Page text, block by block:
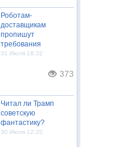
Роботам-
доставщикам
пропишут
требования
31 Июля 18:32
373
Читал ли Трамп
советскую
фантастику?
30 Июля 12:20